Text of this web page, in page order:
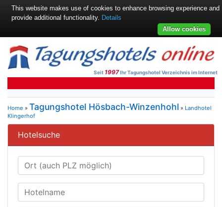
Seit 1997Ihr Tagungshotel Verzeichnis im Internet
Home » Tagungshotel Hösbach-Winzenhohl » Landhotel
Klingerhof
Hotelsuche
This website makes use of cookies to enhance browsing experience and
provide additional functionality. Details
Allow cookies